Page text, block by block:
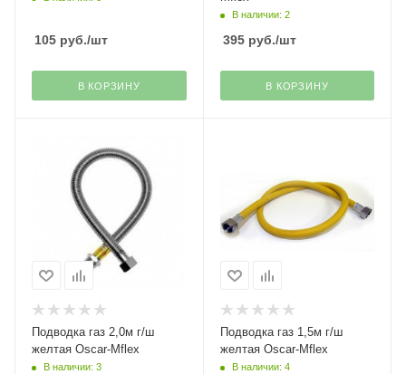
105 руб./шт
В КОРЗИНУ
В наличии: 2
395руб./шт
В КОРЗИНУ
Подводка газ 2,0м г/ш
желтая Oscar-Mflex
В наличии: 3
Подводка газ 1,5м г/ш
желтая Oscar-Mflex
В наличии: 4